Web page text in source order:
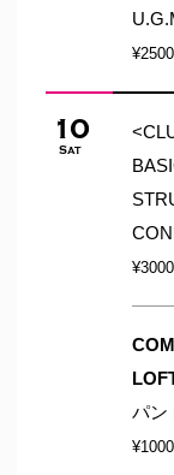
10
Sat
パン
¥1000